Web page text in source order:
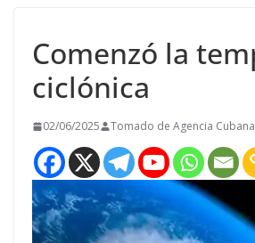
Comenzó la
ciclónica
02/06/2025 Tomado de Agencia